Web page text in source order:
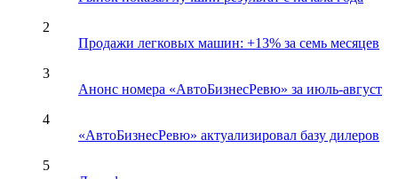
2
Продажи легковых машин: +13% за семь месяцев
3
Анонс номера «АвтоБизнесРевю» за июль-август
4
«АвтоБизнесРевю» актуализировал базу дилеров
5